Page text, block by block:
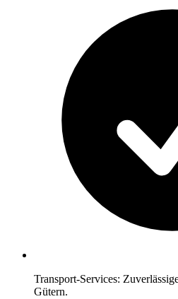
Transport-Services:
Gütern.